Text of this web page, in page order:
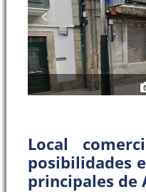
Local
posibilidades
principales de